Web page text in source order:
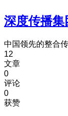
深度传播集
中国领先的整合
12
文章
0
评论
0
获赞